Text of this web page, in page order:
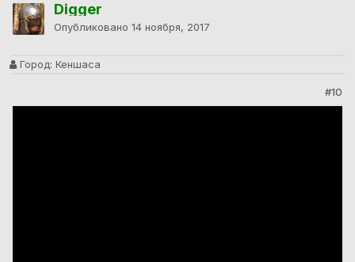
Digger
Опубликовано 14 ноября, 2017
Город: Кеншаса
#10